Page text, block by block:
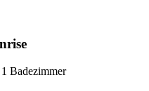
Badezimmer